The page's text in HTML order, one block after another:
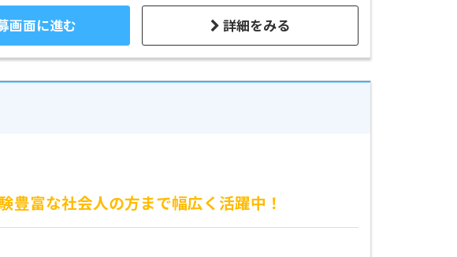
詳細をみる
画面に進む
豊富な社会人の方まで幅広く活躍中！